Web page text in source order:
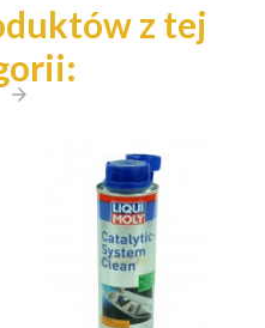
z tej
arrow_forward